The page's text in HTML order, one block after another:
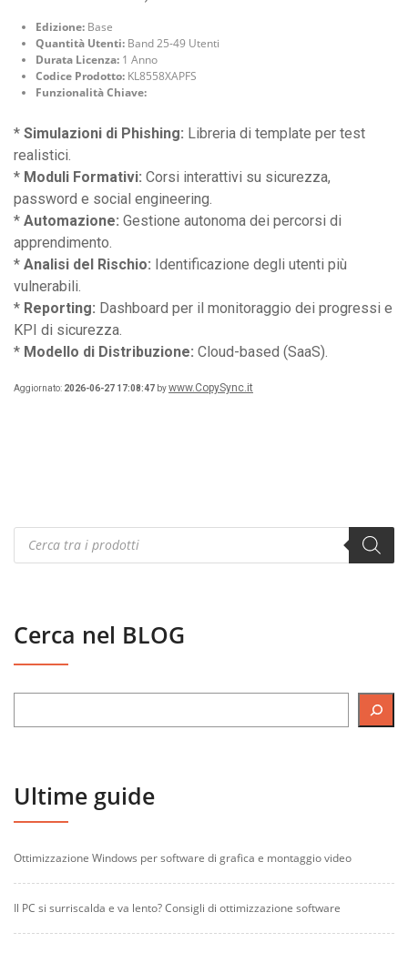
Edizione: Base
Quantità Utenti: Band 25-49 Utenti
Durata Licenza: 1 Anno
Codice Prodotto: KL8558XAPFS
Funzionalità Chiave:
* Simulazioni di Phishing: Libreria di template per test
realistici.
* Moduli Formativi: Corsi interattivi su sicurezza,
password e social engineering.
* Automazione: Gestione autonoma dei percorsi di
apprendimento.
* Analisi del Rischio: Identificazione degli utenti più
vulnerabili.
* Reporting: Dashboard per il monitoraggio dei progressi e
KPI di sicurezza.
* Modello di Distribuzione: Cloud-based (SaaS).
Aggiornato: 2026-06-27 17:08:47 bywww.CopySync.it
Products
search
Cerca nel BLOG
Ultime guide
Ottimizzazione Windows per software di grafica e montaggio video
Il PC si surriscalda e va lento? Consigli di ottimizzazione software